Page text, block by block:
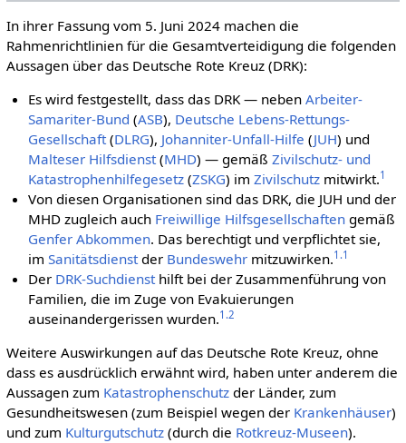
In ihrer Fassung vom 5. Juni 2024 machen die
Rahmenrichtlinien für die Gesamtverteidigung die folgenden
Aussagen über das Deutsche Rote Kreuz (DRK):
Es wird festgestellt, dass das DRK — nebenArbeiter-
Samariter-Bund (ASB), Deutsche Lebens-Rettungs-
Gesellschaft (DLRG), Johanniter-Unfall-Hilfe (JUH) und
Malteser Hilfsdienst (MHD) — gemäßZivilschutz- und
Katastrophenhilfegesetz (ZSKG) imZivilschutz mitwirkt.1
Von diesen Organisationen sind das DRK, die JUH und der
MHD zugleich auch Freiwillige Hilfsgesellschaften gemäß
Genfer Abkommen. Das berechtigt und verpflichtet sie,
imSanitätsdienst der Bundeswehr mitzuwirken.1.1
Der DRK-Suchdienst hilft bei der Zusammenführung von
Familien, die im Zuge von Evakuierungen
auseinandergerissen wurden.1.2
Weitere Auswirkungen auf das Deutsche Rote Kreuz, ohne
dass es ausdrücklich erwähnt wird, haben unter anderem die
Aussagen zum Katastrophenschutzder Länder, zum
Gesundheitswesen (zum Beispiel wegen der Kranken­häuser)
und zum Kulturgutschutz(durch die Rotkreuz-Museen).